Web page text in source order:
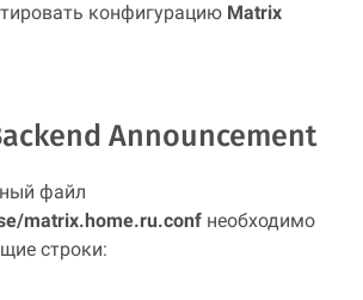
конфигурацию Matrix
Announcement
файл
matrix.home.ru.conf необходимо
строки: